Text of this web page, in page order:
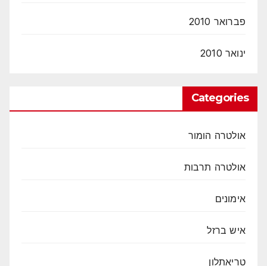
פברואר 2010
ינואר 2010
Categories
אולטרה הומור
אולטרה תרבות
אימונים
איש ברזל
טריאתלון